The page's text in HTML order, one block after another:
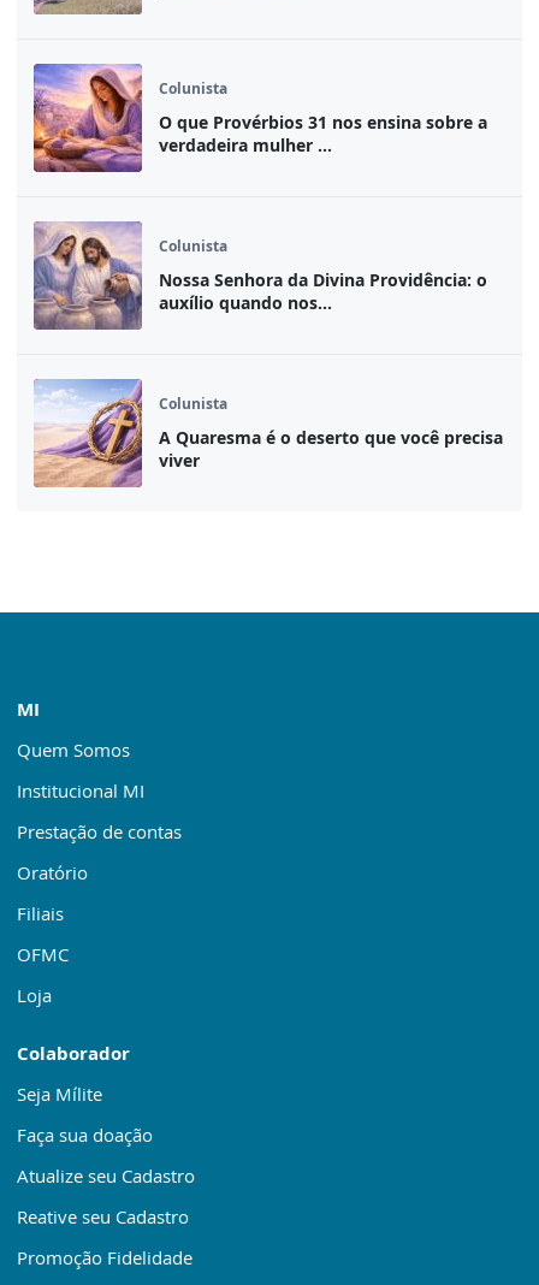
Colunista
O que Provérbios 31 nos ensina sobre a
verdadeira mulher ...
Colunista
Nossa Senhora da Divina Providência: o
auxílio quando nos...
Colunista
A Quaresma é o deserto que você precisa
viver
MI
Quem Somos
Institucional MI
Prestação de contas
Oratório
Filiais
OFMC
Loja
Colaborador
Seja Mílite
Faça sua doação
Atualize seu Cadastro
Reative seu Cadastro
Promoção Fidelidade